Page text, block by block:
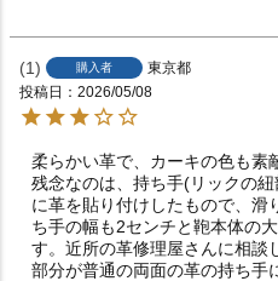
1 購入者
東京都
投稿日
2026/05/08
柔らかい革で、カーキの色も素
残念なのは、持ち手(リックの
に革を貼り付けしたもので、滑
ち手の幅も2センチと鞄本体の
す。近所の革修理屋さんに相談
部分が普通の両面の革の持ち手